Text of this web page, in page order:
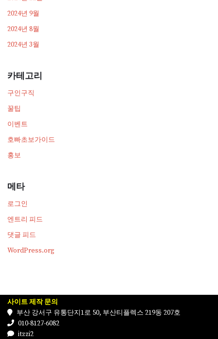
2024년 9월
2024년 8월
2024년 3월
카테고리
구인구직
꿀팁
이벤트
호빠초보가이드
홍보
메타
로그인
엔트리 피드
댓글 피드
WordPress.org
사이트 제작 문의
부산 강서구 유통단지1로 50, 부산티플렉스 219동 207호
010-8127-6082
itzzi2